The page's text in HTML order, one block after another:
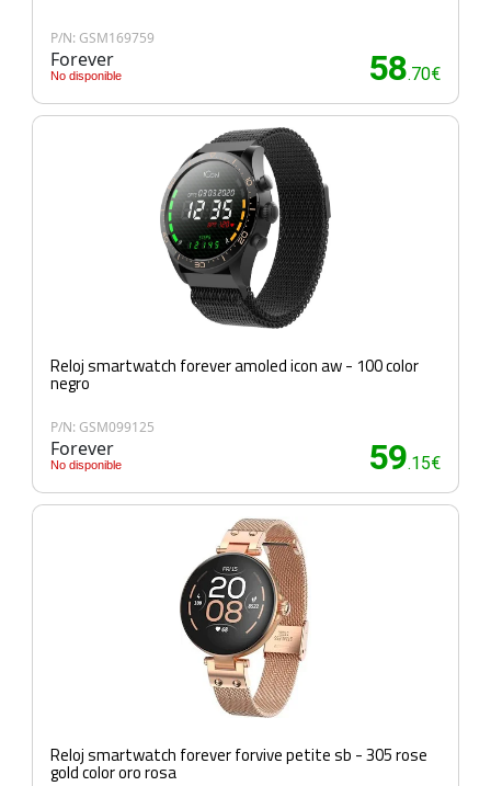
P/N: GSM169759
Forever
No disponible 58.70€
Reloj smartwatch forever amoled icon aw - 100 color
negro
P/N: GSM099125
Forever
No disponible 59.15€
Reloj smartwatch forever forvive petite sb - 305 rose
gold color oro rosa